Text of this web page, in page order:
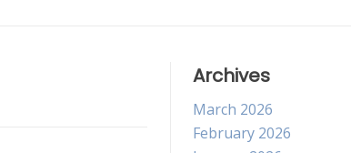
Archives
March 2026
February 2026